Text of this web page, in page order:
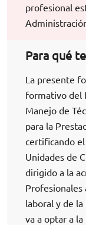
profesional
Para qué
La presente
formativo del
Manejo de
para la
certificando
Unidades de
dirigido a la
Profesionales
laboral y de
va a optar a